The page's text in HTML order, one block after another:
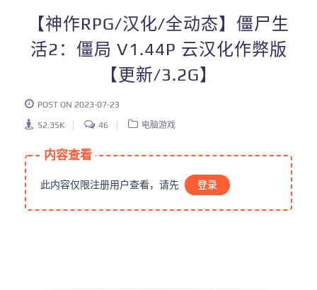
【神作RPG/汉化/全动态】僵尸生
活2：僵局 V1.44P 云汉化作弊版
【更新/3.2G】
POST ON 2023-07-23
52.35K 46 电脑游戏
内容查看
此内容仅限注册用户查看，请先 登录